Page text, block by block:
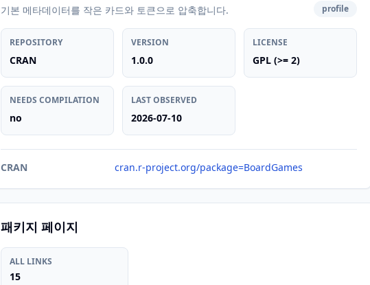
기본 메타데이터를 작은 카드와 토큰으로 압축합니다. profile
REPOSITORY
CRAN
VERSION
1.0.0
LICENSE
GPL (>= 2)
NEEDS COMPILATION
no
LAST OBSERVED
2026-07-10
CRAN cran.r-project.org/package=BoardGames
패키지 페이지
ALL LINKS
15